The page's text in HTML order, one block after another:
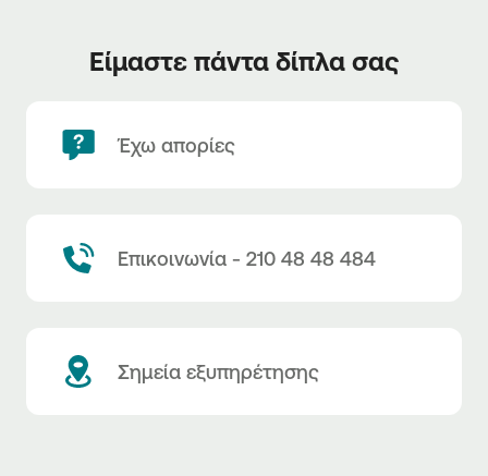
Είμαστε πάντα δίπλα σας
Έχω απορίες
Επικοινωνία - 210 48 48 484
Σημεία εξυπηρέτησης